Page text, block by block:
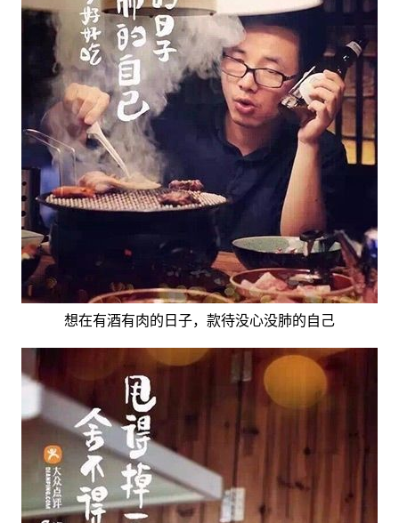
想在有酒有肉的日子，款待没心没肺的自己